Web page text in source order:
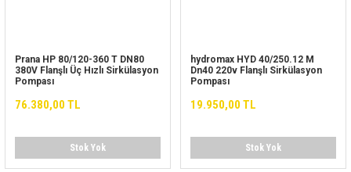
Prana HP 80/120-360 T DN80
380V Flanşlı Üç Hızlı Sirkülasyon
Pompası
76.380,00 TL
Stok Yok
hydromax HYD 40/250.12 M
Dn40 220v Flanşlı Sirkülasyon
Pompası
19.950,00 TL
Stok Yok